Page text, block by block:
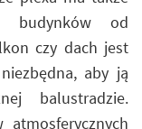
budynków od
czy dach jest
aby ją
balustradzie.
atmosferycznych